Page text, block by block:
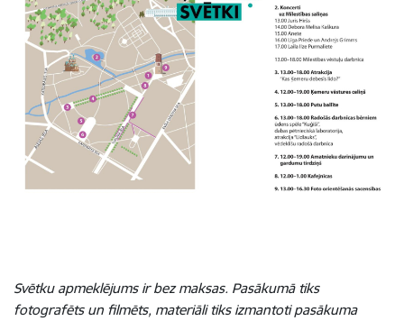
Svētku apmeklējums ir bez maksas. Pasākumā tiks
fotografēts un filmēts, materiāli tiks izmantoti pasākuma